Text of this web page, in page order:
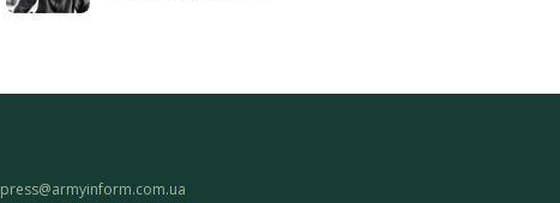
press@armyinform.com.ua